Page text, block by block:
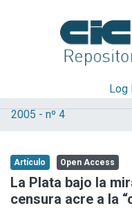
Log
Explorar
Aportar material
Statistics
2005 - nº 4
Artículo Open Access
La Plata bajo la
censura acre a la